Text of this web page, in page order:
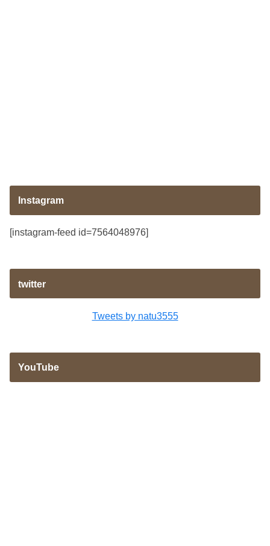
Instagram
[instagram-feed id=7564048976]
twitter
Tweets by natu3555
YouTube